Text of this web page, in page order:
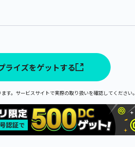
ライズをゲットする
す。サービスサイトで実際の取り扱いを確認してください。